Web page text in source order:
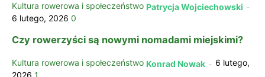
Kultura rowerowa i społeczeństwo Patrycja Wojciechowski -
6 lutego, 2026 0
Czy rowerzyści są nowymi nomadami miejskimi?
Kultura rowerowa i społeczeństwo Konrad Nowak - 6 lutego,
2026 1